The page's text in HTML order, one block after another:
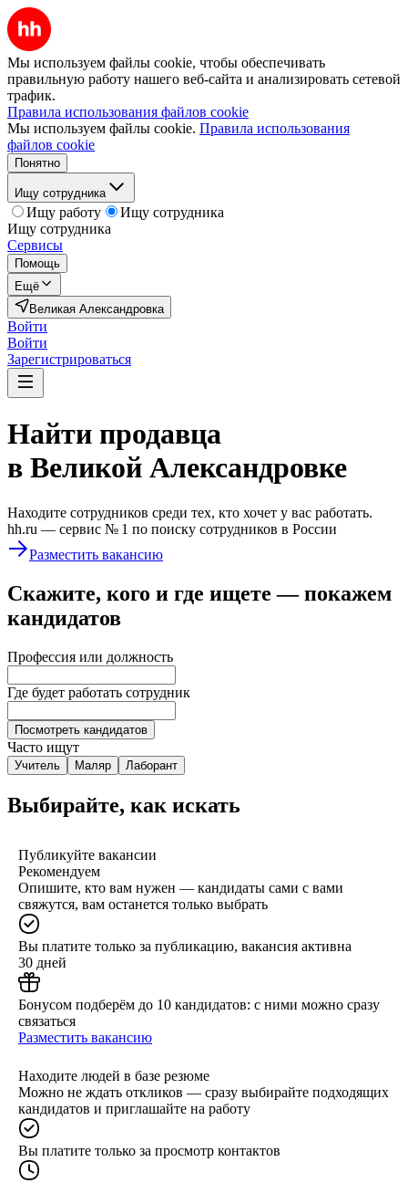
Мы используем файлы cookie, чтобы обеспечивать
правильную работу нашего веб-сайта и анализировать сетевой
трафик.
Правила использования файлов cookie
Мы используем файлы cookie. Правила использования
файлов cookie
Понятно
Ищу сотрудника
Ищу работу
Ищу сотрудника
Ищу сотрудника
Сервисы
Помощь
Ещё
Великая Александровка
Войти
Войти
Зарегистрироваться
Найти продавца
в Великой Александровке
Находите сотрудников среди тех, кто хочет у вас работать.
hh.ru — сервис № 1 по поиску сотрудников в России
Разместить вакансию
Скажите, кого и где ищете — покажем
кандидатов
Профессия или должность
Где будет работать сотрудник
Посмотреть кандидатов
Часто ищут
Учитель Маляр Лаборант
Выбирайте, как искать
Публикуйте вакансии
Рекомендуем
Опишите, кто вам нужен — кандидаты сами с вами
свяжутся, вам останется только выбрать
Вы платите только за публикацию, вакансия активна
30 дней
Бонусом подберём до 10 кандидатов: с ними можно сразу
связаться
Разместить вакансию
Находите людей в базе резюме
Можно не ждать откликов — сразу выбирайте подходящих
кандидатов и приглашайте на работу
Вы платите только за просмотр контактов